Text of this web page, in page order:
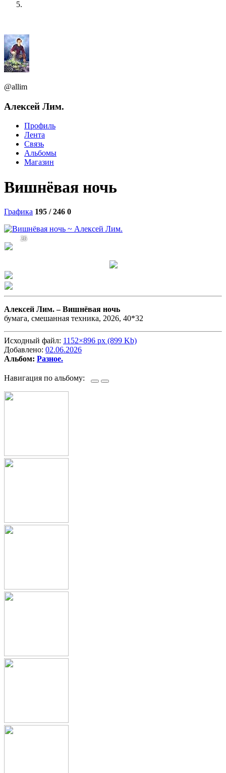
@allim
Алексей Лим.
Профиль
Лента
Связь
Альбомы
Магазин
Вишнёвая ночь
Графика 195 / 246 0
26
Алексей Лим. –Вишнёвая ночь
бумага, смешанная техника, 2026, 40*32
Исходный файл: 1152×896 px (899 Kb)
Добавлено: 02.06.2026
Альбом: Разное.
Навигация по альбому: